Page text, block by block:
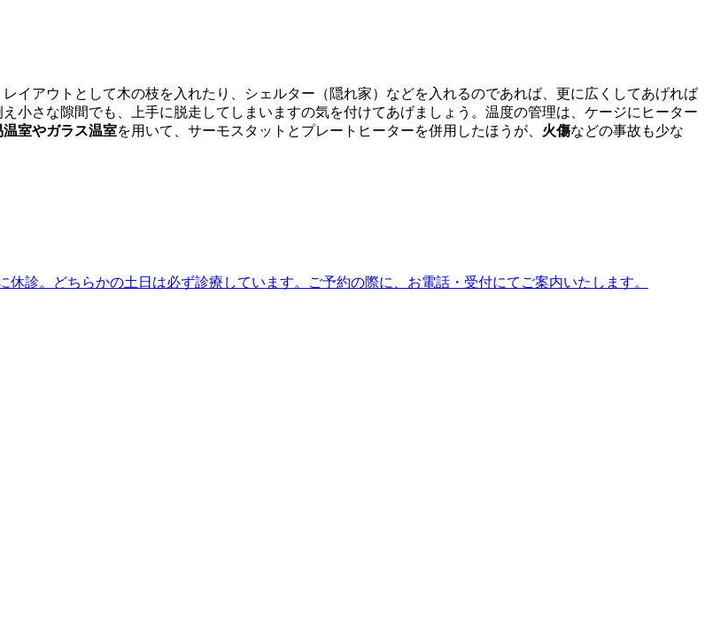
イアウトとして木の枝を入れたり、シェルター（隠れ家）などを入れるのであれば、更に広くしてあげれば
小さな隙間でも、上手に脱走してしまいますの気を付けてあげましょう。温度の管理は、ケージにヒーター
温室やガラス温室を用いて、サーモスタットとプレートヒーターを併用したほうが、 火傷などの事故も少な